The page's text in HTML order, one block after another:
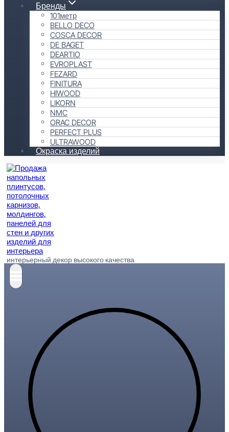
Бренды
101метр
BELLO DECO
COSCA DECOR
DE BAGET
DEARTIO
EVROPLAST
FEZARD
FINITURA
HIWOOD
LIKORN
NMC
ORAC DECOR
PERFECT PLUS
ULTRAWOOD
Окраска изделий
интерьерный декор высокого качества